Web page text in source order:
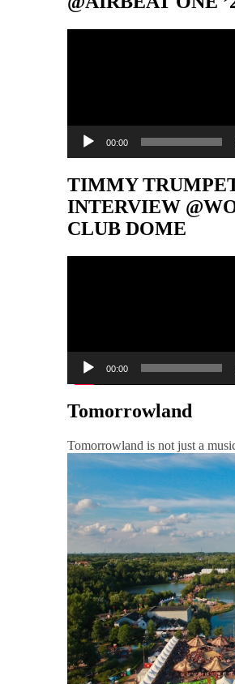
00:00
TIMMY
INTERVIEW
CLUB DOME
00:00
Tomorrowland
Tomorrowland is not just a